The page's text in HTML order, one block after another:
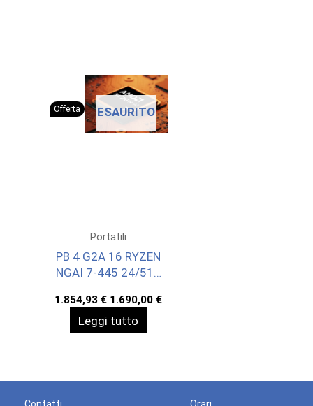
Offerta ESAURITO
Portatili
PB 4 G2A 16 RYZEN
NGAI 7-445 24/512
1.854,93€ Il
prezzo
originale
era:
1.690,00 €Il
prezzo
Leggi tutto
Contatti Orari